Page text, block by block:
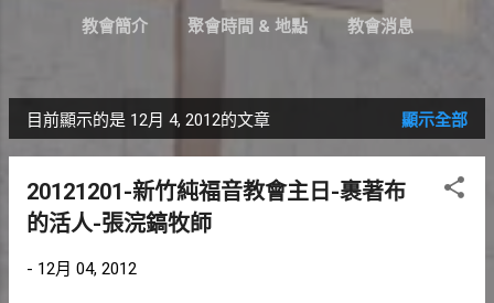
教會簡介 聚會時間 & 地點 教會消息
小組介紹
發
文
目前顯示的是 12月 4, 2012的文章 顯示全部
20121201-新竹純福音教會主日-裹著布
的活人-張浣鎬牧師
- 12月 04, 2012